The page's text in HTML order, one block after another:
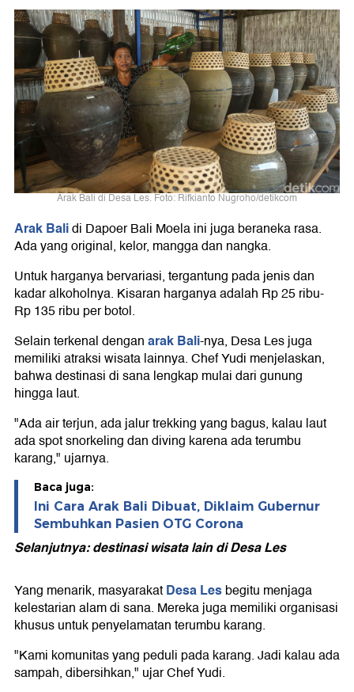
Arak Bali di Desa Les. Foto: Rifkianto Nugroho/detikcom
Arak Balidi Dapoer Bali Moela ini juga beraneka rasa.
Ada yang original, kelor, mangga dan nangka.
Untuk harganya bervariasi, tergantung pada jenis dan
kadar alkoholnya. Kisaran harganya adalah Rp 25 ribu-
Rp 135 ribu per botol.
Selain terkenal denganarak Bali-nya, Desa Les juga
memiliki atraksi wisata lainnya. Chef Yudi menjelaskan,
bahwa destinasi di sana lengkap mulai dari gunung
hingga laut.
"Ada air terjun, ada jalur trekking yang bagus, kalau laut
ada spot snorkeling dan diving karena ada terumbu
karang," ujarnya.
Baca juga:
Ini Cara Arak Bali Dibuat, Diklaim Gubernur
Sembuhkan Pasien OTG Corona
Selanjutnya: destinasi wisata lain di Desa Les
Yang menarik, masyarakatDesa Lesbegitu menjaga
kelestarian alam di sana. Mereka juga memiliki organisasi
khusus untuk penyelamatan terumbu karang.
"Kami komunitas yang peduli pada karang. Jadi kalau ada
sampah, dibersihkan," ujar Chef Yudi.